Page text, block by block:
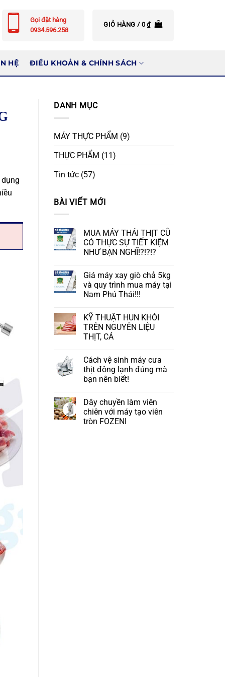
Gọi đặt hàng
0934.596.258
GIỎ HÀNG / 0₫
HỆ ĐIỀU KHOẢN & CHÍNH SÁCH
DANH MỤC
MÁY THỰC PHẨM (9)
THỰC PHẨM (11)
Tin tức (57)
BÀI VIẾT MỚI
MUA MÁY THÁI THỊT CŨ
CÓ THỰC SỰ TIẾT KIỆM
NHƯ BẠN NGHĨ!?!?!?
Giá máy xay giò chả 5kg
và quy trình mua máy tại
Nam Phú Thái!!!
KỸ THUẬT HUN KHÓI
TRÊN NGUYÊN LIỆU
THỊT, CÁ
Cách vệ sinh máy cưa
thịt đông lạnh đúng mà
bạn nên biết!
Dây chuyền làm viên
chiên với máy tạo viên
tròn FOZENI